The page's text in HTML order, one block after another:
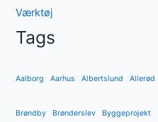
Værktøj
Tags
Aalborg Aarhus Albertslund Allerød
Brøndby Brønderslev Byggeprojekt